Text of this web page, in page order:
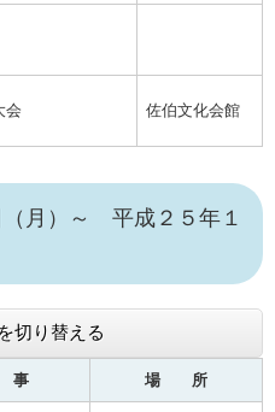
会 佐伯文化会館
月）～ 平成２５年１
切り替える
場 所